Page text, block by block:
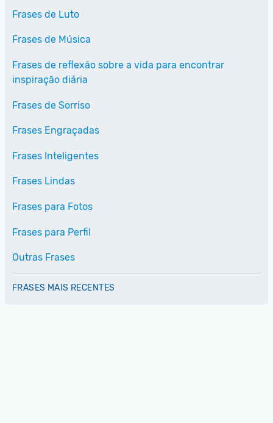
Frases de Luto
Frases de Música
Frases de reflexão sobre a vida para encontrar
inspiração diária
Frases de Sorriso
Frases Engraçadas
Frases Inteligentes
Frases Lindas
Frases para Fotos
Frases para Perfil
Outras Frases
FRASES MAIS RECENTES